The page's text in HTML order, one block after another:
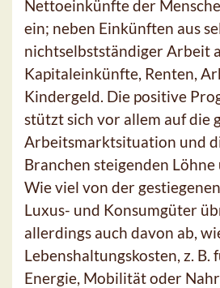
Nettoeinkünfte der
ein; neben Einkünften aus
nichtselbstständiger Arbeit
Kapitaleinkünfte, Renten,
Kindergeld. Die positive
stützt sich vor allem auf die
Arbeitsmarktsituation und
Branchen steigenden Löhne
Wie viel von der
Luxus- und Konsumgüter
allerdings auch davon ab,
Lebenshaltungskosten, z. B.
Energie, Mobilität oder